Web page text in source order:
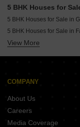
5 BHK Houses for
5 BHK Houses for Sale in
5 BHK Houses for Sale in
5 BHK Houses for Sale in
5 BHK Houses for Sale in
5 BHK Houses for Sale in
5 BHK Houses for Sale in
View More
COMPANY
About Us
Careers
Media Coverage